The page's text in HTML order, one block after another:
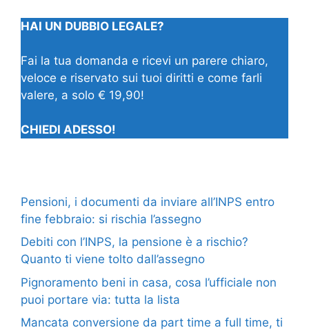
HAI UN DUBBIO LEGALE?
Fai la tua domanda e ricevi un parere chiaro,
veloce e riservato sui tuoi diritti e come farli
valere, a solo € 19,90!
CHIEDI ADESSO!
Pensioni, i documenti da inviare all’INPS entro
fine febbraio: si rischia l’assegno
Debiti con l’INPS, la pensione è a rischio?
Quanto ti viene tolto dall’assegno
Pignoramento beni in casa, cosa l’ufficiale non
puoi portare via: tutta la lista
Mancata conversione da part time a full time, ti